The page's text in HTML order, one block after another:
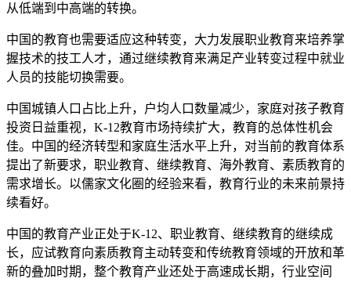
从低端到中高端的转换。
中国的教育也需要适应这种转变，大力发展职业教育来培养掌
握技术的技工人才，通过继续教育来满足产业转变过程中就业
人员的技能切换需要。
中国城镇人口占比上升，户均人口数量减少，家庭对孩子教育
投资日益重视，K-12教育市场持续扩大，教育的总体性机会
佳。中国的经济转型和家庭生活水平上升，对当前的教育体系
提出了新要求，职业教育、继续教育、海外教育、素质教育的
需求增长。以儒家文化圈的经验来看，教育行业的未来前景持
续看好。
中国的教育产业正处于K-12、职业教育、继续教育的继续成
长，应试教育向素质教育主动转变和传统教育领域的开放和革
新的叠加时期，整个教育产业还处于高速成长期，行业空间